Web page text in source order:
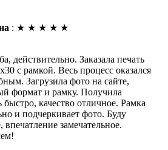
: ★ ★ ★ ★ ★
действительно. Заказала печать
с рамкой. Весь процесс оказался
Загрузила фото на сайте,
формат и рамку. Получила
быстро, качество отличное. Рамка
и подчеркивает фото. Буду
впечатление замечательное.